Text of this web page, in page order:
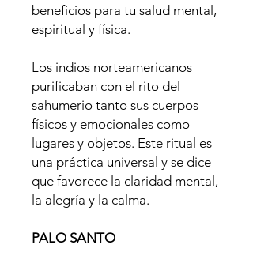
beneficios para tu salud mental,
espiritual y física.
Los indios norteamericanos
purificaban con el rito del
sahumerio tanto sus cuerpos
físicos y emocionales como
lugares y objetos. Este ritual es
una práctica universal y se dice
que favorece la claridad mental,
la alegría y la calma.
PALO SANTO